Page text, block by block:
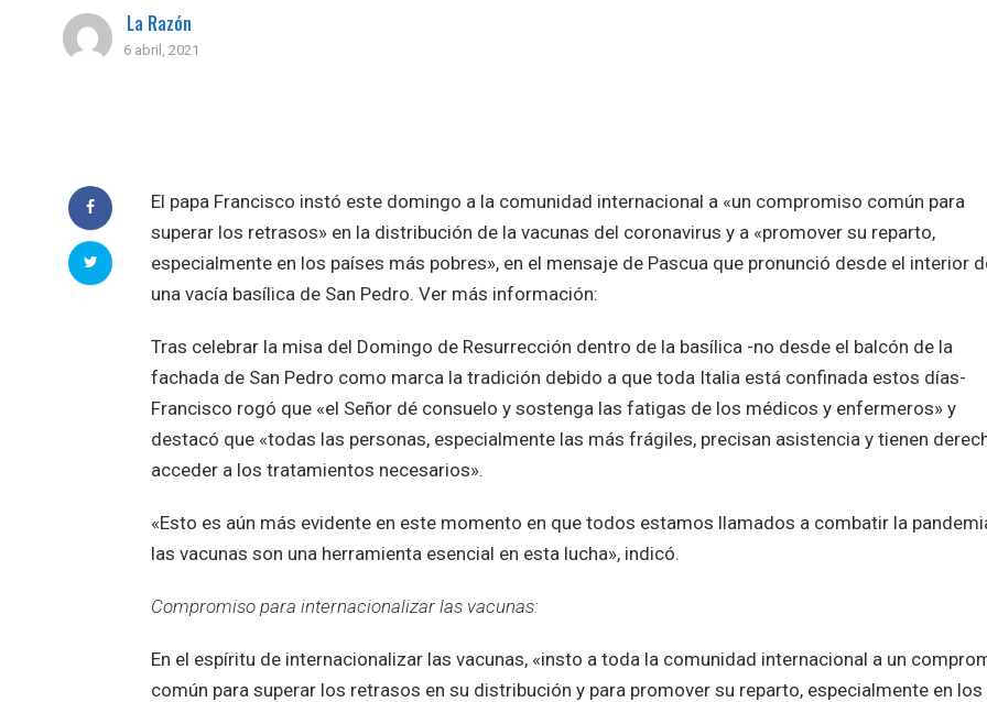
La Razón
6 abril, 2021
El papa Francisco instó este domingo a la comunidad internacional a «un compromiso común para
superar los retrasos» en la distribución de la vacunas del coronavirus y a «promover su reparto,
especialmente en los países más pobres», en el mensaje de Pascua que pronunció desde el interior
una vacía basílica de San Pedro. Ver más información:
Tras celebrar la misa del Domingo de Resurrección dentro de la basílica -no desde el balcón de la
fachada de San Pedro como marca la tradición debido a que toda Italia está confinada estos días-
Francisco rogó que «el Señor dé consuelo y sostenga las fatigas de los médicos y enfermeros» y
destacó que «todas las personas, especialmente las más frágiles, precisan asistencia y tienen
acceder a los tratamientos necesarios».
«Esto es aún más evidente en este momento en que todos estamos llamados a combatir la
las vacunas son una herramienta esencial en esta lucha», indicó.
Compromiso para internacionalizar las vacunas:
En el espíritu de internacionalizar las vacunas, «insto a toda la comunidad internacional a un
común para superar los retrasos en su distribución y para promover su reparto, especialmente en los